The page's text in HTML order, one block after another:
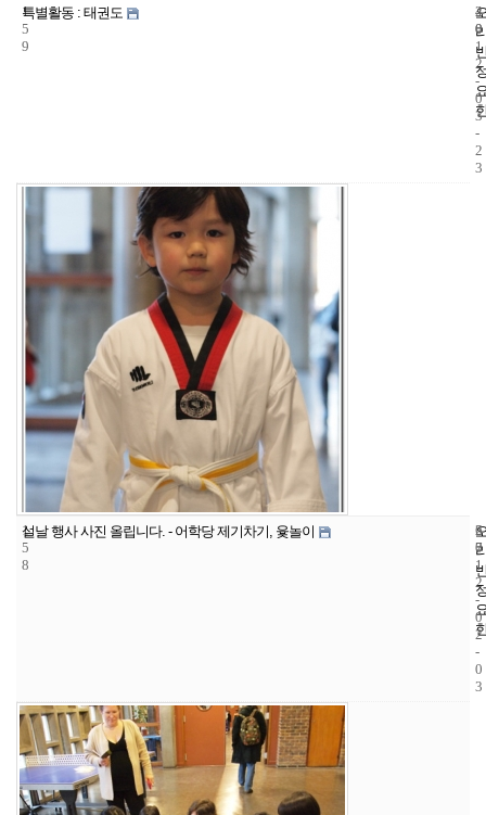
1
5
9
특별활동 : 태권도
4
0
2
0
1
2
-
0
3
-
2
3
1
5
8
설날 행사 사진 올립니다. - 어학당 제기차기, 윷놀이
6
7
2
0
1
2
-
0
2
-
0
3